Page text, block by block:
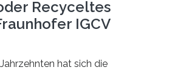
Recyceltes
IGCV
hat sich die